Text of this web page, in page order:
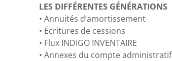
LES DIFFÉRENTES GÉNÉRATIONS
• Annuités d’amortissement
• Écritures de cessions
• Flux INDIGO INVENTAIRE
• Annexes du compte administratif